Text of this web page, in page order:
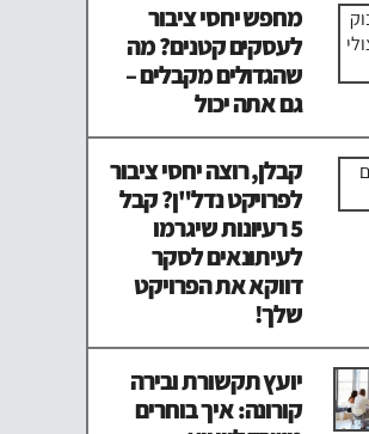
מחפש יחסי ציבור
לעסקים קטנים? מה
שהגדולים מקבלים –
גם אתה יכול
קבלן, רוצה יחסי ציבור
לפרויקט נדל"ן? קבל
5 רעיונות שיגרמו
לעיתונאים לסקר
דווקא את הפרויקט
שלך!
יועץ תקשורת ובירה
קורונה: איך בוחרים